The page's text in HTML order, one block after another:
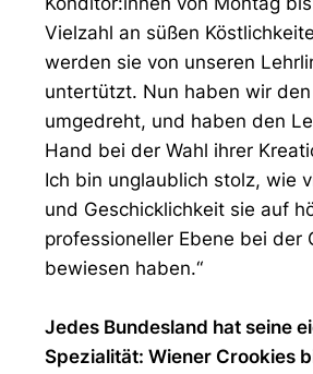
Vielzahl an süßen
werden sie von unseren
untertützt. Nun haben wir
umgedreht, und haben den
Hand bei der Wahl ihrer
Ich bin unglaublich stolz, wie
und Geschicklichkeit sie auf
professioneller Ebene bei der
bewiesen haben.“
Jedes Bundesland hat seine
Spezialität: Wiener Crookies